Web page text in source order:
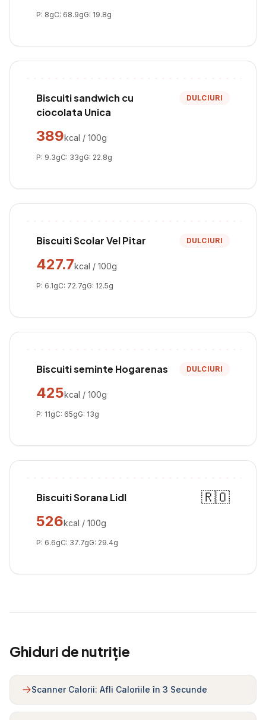
P: 8gC: 68.9gG: 19.8g
Biscuiti sandwich cu
ciocolata Unica
DULCIURI
389kcal / 100g
P: 9.3gC: 33gG: 22.8g
Biscuiti Scolar Vel Pitar DULCIURI
427.7kcal / 100g
P: 6.1gC: 72.7gG: 12.5g
Biscuiti seminte Hogarenas DULCIURI
425kcal / 100g
P: 11gC: 65gG: 13g
Biscuiti Sorana Lidl
🇷🇴
526kcal / 100g
P: 6.6gC: 37.7gG: 29.4g
Ghiduri de nutriție
Scanner Calorii: Afli Caloriile în 3 Secunde